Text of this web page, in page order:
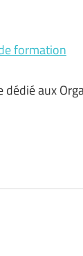
formation
dédié aux